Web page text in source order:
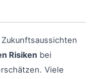
Risiken bei
Viele